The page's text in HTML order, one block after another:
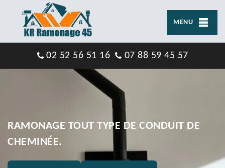
MENU
02 52 56 51 16 07 88 59 45 57
RAMONAGE TOUT TYPE DE CONDUIT DE
CHEMINÉE.